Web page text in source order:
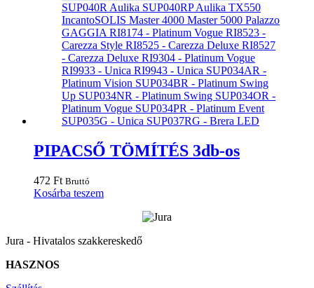
PIPACSŐ TÖMÍTÉS 3db-os
472 Ft Bruttó
Kosárba teszem
Jura - Hivatalos szakkereskedő
HASZNOS